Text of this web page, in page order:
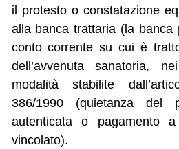
il protesto o constatazione
alla banca trattaria (la banca
conto corrente su cui è
dell’avvenuta sanatoria,
modalità stabilite
386/1990 (quietanza del
autenticata o pagamento
vincolato).